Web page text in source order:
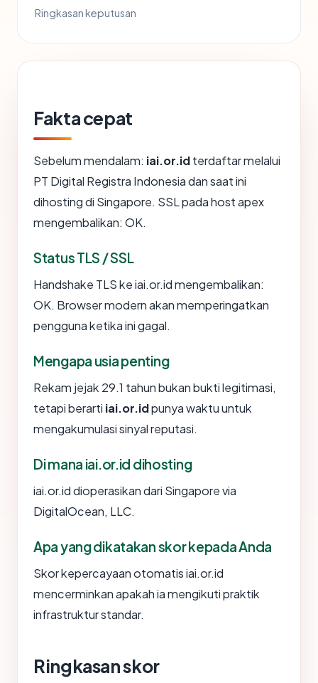
Ringkasan keputusan
Fakta cepat
Sebelum mendalam: iai.or.idterdaftar melalui
PT Digital Registra Indonesia dan saat ini
dihosting di Singapore. SSL pada host apex
mengembalikan: OK.
Status TLS / SSL
Handshake TLS ke iai.or.id mengembalikan:
OK. Browser modern akan memperingatkan
pengguna ketika ini gagal.
Mengapa usia penting
Rekam jejak 29.1 tahun bukan bukti legitimasi,
tetapi berarti iai.or.idpunya waktu untuk
mengakumulasi sinyal reputasi.
Di mana iai.or.id dihosting
iai.or.id dioperasikan dari Singapore via
DigitalOcean, LLC.
Apa yang dikatakan skor kepada Anda
Skor kepercayaan otomatis iai.or.id
mencerminkan apakah ia mengikuti praktik
infrastruktur standar.
Ringkasan skor